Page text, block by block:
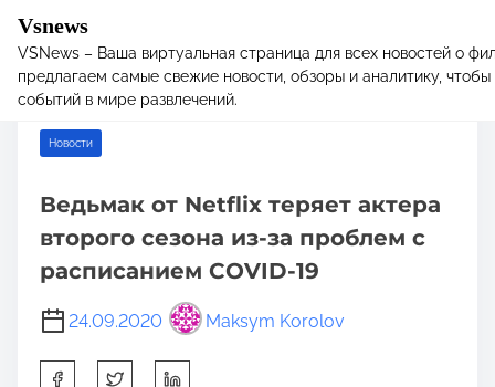
Vsnews
VSNews – Ваша виртуальная страница для всех новостей о
предлагаем самые свежие новости, обзоры и аналитику,
событий в мире развлечений.
Home/Новости / Ведьмак от Netflix теряет актера второго
сезона из-за проблем с расписанием COVID-19
Новости
Ведьмак от Netflix теряет актера
второго сезона из-за проблем с
расписанием COVID-19
24.09.2020 Maksym Korolov